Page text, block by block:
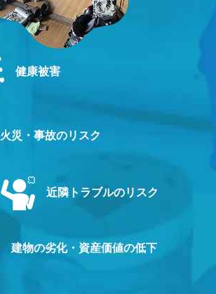
健康被害
火災・事故のリスク
近隣トラブルのリスク
建物の劣化・資産価値の低下